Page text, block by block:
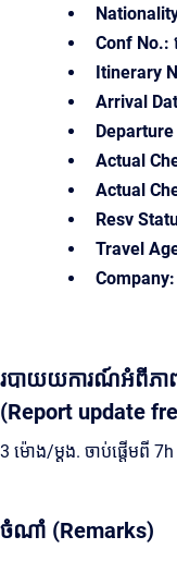
Conf
Itinerary
Arrival
Departure
Actual
Actual
Resv
Travel
របាយយការណ៍អំពីភាព
(Report update
3 ម៉ោង/ម្ដង. ចាប់ផ្តើមពី 7h
ចំណាំ (Remarks)